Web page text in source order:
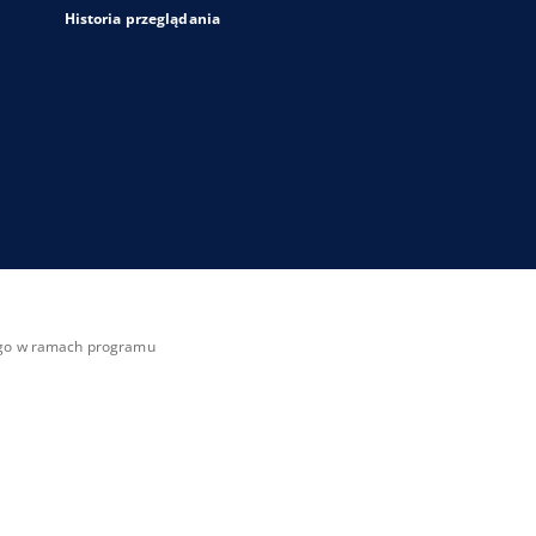
Historia przeglądania
w ramach programu